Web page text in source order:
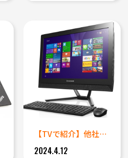
【TVで紹介】他社で復旧が出来...
2024.4.12